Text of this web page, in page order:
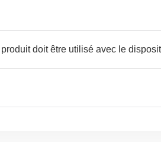
doit être utilisé avec le